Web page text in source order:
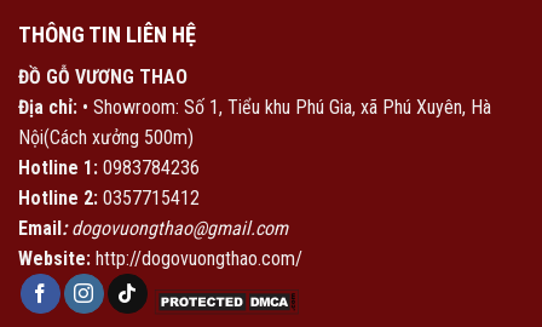
THÔNG TIN LIÊN HỆ
ĐỒ GỖ VƯƠNG THAO
Địa chỉ: • Showroom: Số 1, Tiểu khu Phú Gia, xã Phú Xuyên, Hà
Nội(Cách xưởng 500m)
Hotline 1: 0983784236
Hotline 2: 0357715412
Email :dogovuongthao@gmail.com
Website: http://dogovuongthao.com/